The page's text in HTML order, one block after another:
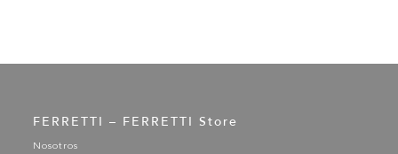
FERRETTI – FERRETTI Store
Nosotros